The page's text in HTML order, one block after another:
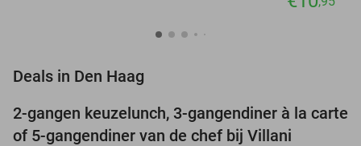
Deals in Den Haag
52%
NEW
TODAY
2-gangen keuzelunch, 3-gangendiner à la carte
of 5-gangendiner van de chef bij Villani